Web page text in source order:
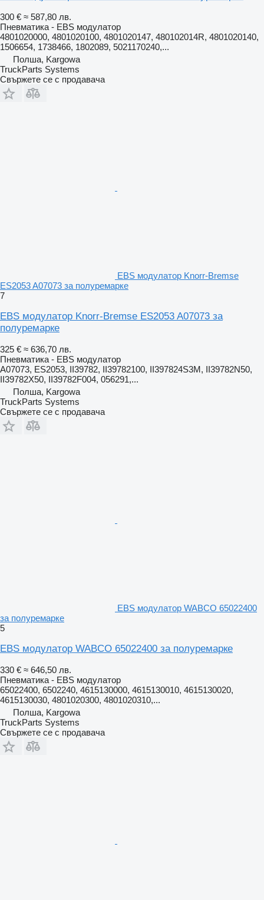
300 € ≈ 587,80 лв.
Пневматика - EBS модулатор
4801020000, 4801020100, 4801020147, 480102014R, 4801020140,
1506654, 1738466, 1802089, 5021170240,...
Полша, Kargowa
TruckParts Systems
Свържете се с продавача
EBS модулатор Knorr-Bremse
ES2053 A07073 за полуремарке
7
EBS модулатор Knorr-Bremse ES2053 A07073 за
полуремарке
325 € ≈ 636,70 лв.
Пневматика - EBS модулатор
A07073, ES2053, II39782, II39782100, II397824S3M, II39782N50,
II39782X50, II39782F004, 056291,...
Полша, Kargowa
TruckParts Systems
Свържете се с продавача
EBS модулатор WABCO 65022400
за полуремарке
5
EBS модулатор WABCO 65022400 за полуремарке
330 € ≈ 646,50 лв.
Пневматика - EBS модулатор
65022400, 6502240, 4615130000, 4615130010, 4615130020,
4615130030, 4801020300, 4801020310,...
Полша, Kargowa
TruckParts Systems
Свържете се с продавача